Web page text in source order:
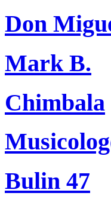
Don
Mark B.
Chimbala
Bulin 47